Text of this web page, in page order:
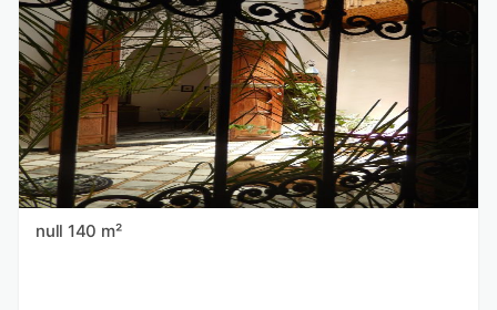
null 140 m²